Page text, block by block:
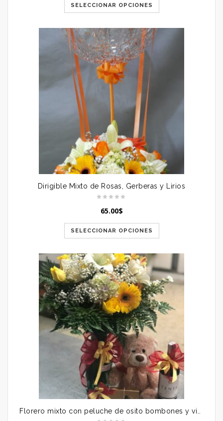
SELECCIONAR OPCIONES
Dirigible Mixto de Rosas, Gerberas y Lirios
65.00$
SELECCIONAR OPCIONES